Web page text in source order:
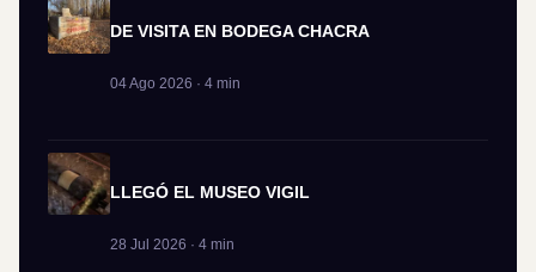
DE VISITA EN BODEGA CHACRA
04 Ago 2026 · 4 min
LLEGÓ EL MUSEO VIGIL
28 Jul 2026 · 4 min